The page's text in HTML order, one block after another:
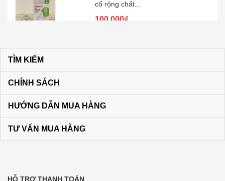
100.000₫
màu vàng
TÌM KIẾM
CHÍNH SÁCH
HƯỚNG DẪN MUA HÀNG
TƯ VẤN MUA HÀNG
HỖ TRỢ THANH TOÁN